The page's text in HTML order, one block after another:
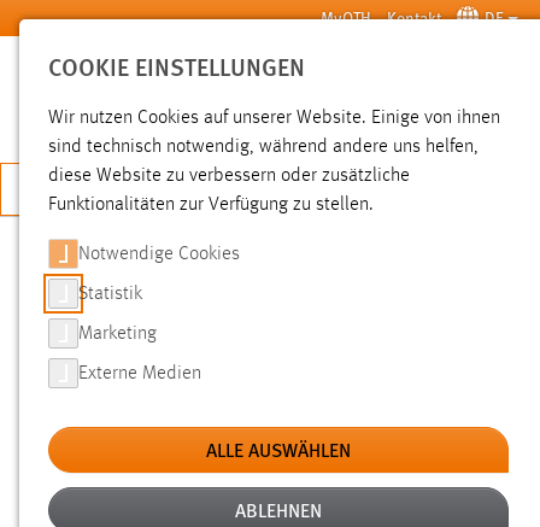
Zum Hauptinhalt springen MyOTH Kontakt DE
SUCHE
JETZT BEWERBEN
SUCHE
FILTER
Typ
Erstellungsdatum
COOKIE EINSTELLUNGEN
Wir nutzen Cookies auf unserer Website. Einige von ihnen
sind technisch notwendig, während andere uns helfen,
diese Website zu verbessern oder zusätzliche
Funktionalitäten zur Verfügung zu stellen.
Notwendige Cookies
Statistik
Marketing
Externe Medien
ALLE AUSWÄHLEN
ABLEHNEN